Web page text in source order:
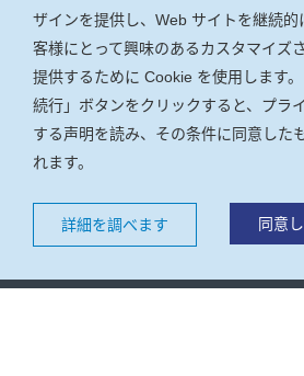
福建華科光電有限会社(
COPYRIGHT © 福建華科光電有限会
ザインを提供し、Web サイトを継続的
客様にとって興味のあるカスタマイズ
提供するために Cookie を使用します
続行」ボタンをクリックすると、プラ
する声明を読み、その条件に同意した
れます。
詳細を調べます 同意